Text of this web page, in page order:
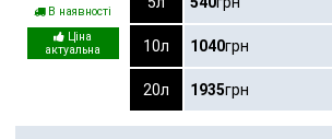
В наявності
10л 1040грн
20л 1935грн